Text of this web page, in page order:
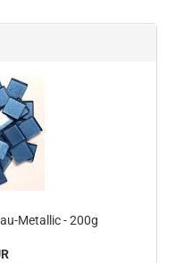
Metallic - 200g